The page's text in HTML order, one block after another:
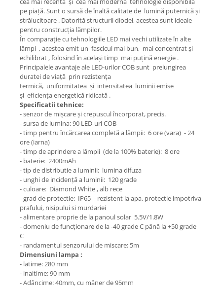
pe piață. Sunt o sursă de înaltă calitate de lumină puternică și
strălucitoare . Datorită structurii diodei, acestea sunt ideale
pentru construcția lămpilor.
În comparație cu tehnologiile LED mai vechi utilizate în alte
lămpi , acestea emit un fascicul mai bun, mai concentrat și
echilibrat , folosind în același timp mai puțină energie .
Principalele avantaje ale LED-urilor COB sunt prelungirea
duratei de viață prin rezistența
termică, uniformitatea și intensitatea luminii emise
și eficiența energetică ridicată .
Specificatii tehnice:
- senzor de mișcare și crepuscul încorporat, precis.
- sursa de lumina: 90 LED-uri COB
- timp pentru încărcarea completă a lămpii: 6 ore (vara) - 24
ore (iarna)
- timp de aprindere a lămpii (de la 100% baterie): 8 ore
- baterie: 2400mAh
- tip de distributie a luminii: lumina difuza
- unghi de incidență a luminii: 120 grade
- culoare: Diamond White , alb rece
- grad de protectie: IP65 - rezistent la apa, protectie impotriva
prafului, nisipului si murdariei
- alimentare proprie de la panoul solar 5.5V/1.8W
- domeniu de funcționare de la -40 grade C până la +50 grade
C
- randamentul senzorului de miscare: 5m
Dimensiuni lampa :
- latime: 280 mm
- inaltime: 90 mm
- Adâncime: 40mm, cu mâner de 95mm